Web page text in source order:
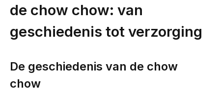
de chow chow: van
geschiedenis tot verzorging
De geschiedenis van de chow
chow